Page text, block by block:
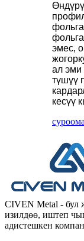
эмес,
ал эми
түшүү
кесүү
суроо
CIVEN Metal - бул
изилдөө, иштеп
адистешкен